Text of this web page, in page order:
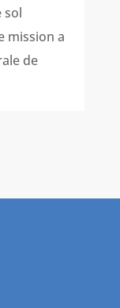
sol
mission a
de